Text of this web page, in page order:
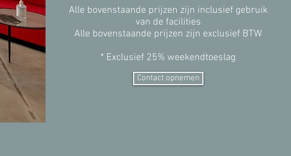
Alle bovenstaande prijzen zijn inclusief gebruik
van de facilities
Alle bovenstaande prijzen zijn exclusief BTW
* Exclusief 25% weekendtoeslag
Contact opnemen